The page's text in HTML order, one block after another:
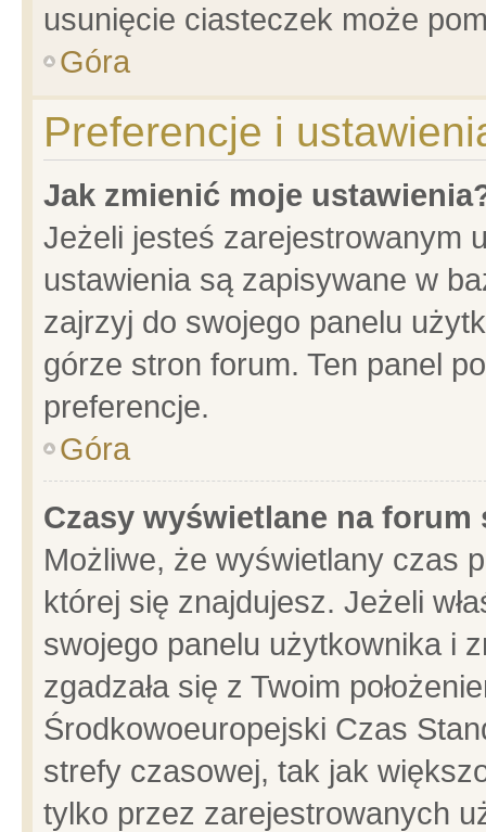
usunięcie ciasteczek może
Góra
Preferencje i
Jak zmienić moje
Jeżeli jesteś zarejestrowanym
ustawienia są zapisywane w
zajrzyj do swojego panelu
górze stron forum. Ten panel
preferencje.
Góra
Czasy wyświetlane na forum
Możliwe, że wyświetlany czas
której się znajdujesz. Jeżeli
swojego panelu użytkownika i
zgadzała się z Twoim
Środkowoeuropejski Czas
strefy czasowej, tak jak
tylko przez zarejestrowanych